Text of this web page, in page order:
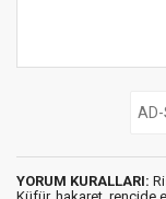
YORUM KURALLARI: